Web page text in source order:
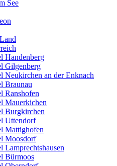
See
Handenberg
Gilgenberg
Neukirchen an der Enknach
Braunau
Ranshofen
Mauerkichen
Burgkirchen
Uttendorf
Mattighofen
Moosdorf
Lamprechtshausen
Bürmoos